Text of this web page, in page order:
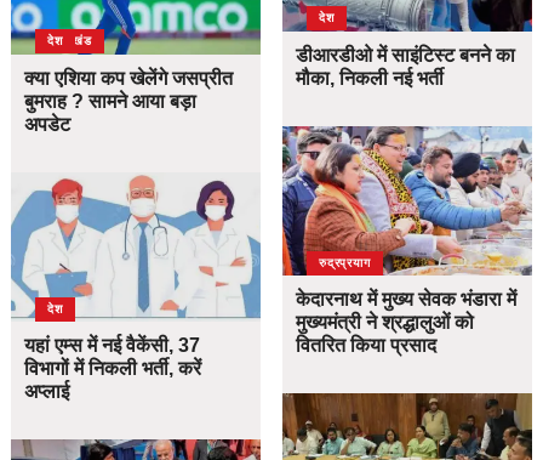
उत्तराखंड
देश
क्या एशिया कप खेलेंगे जसप्रीत
बुमराह ? सामने आया बड़ा
अपडेट
देश
यहां एम्स में नई वैकेंसी, 37
विभागों में निकली भर्ती, करें
अप्लाई
देश
डीआरडीओ में साइंटिस्ट बनने का
मौका, निकली नई भर्ती
उत्तराखंड
देश
रुद्रप्रयाग
केदारनाथ में मुख्य सेवक भंडारा में
मुख्यमंत्री ने श्रद्धालुओं को
वितरित किया प्रसाद